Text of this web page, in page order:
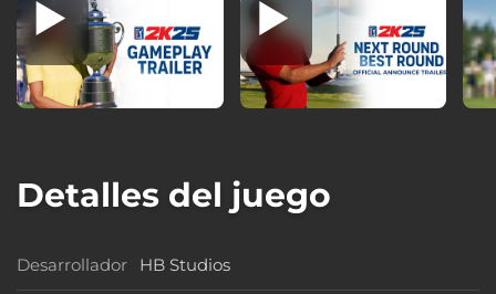
Detalles del juego
Desarrollador Desarrollador
HB Studios